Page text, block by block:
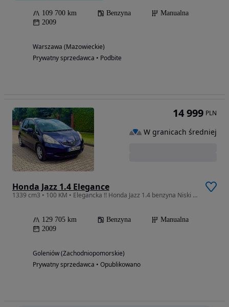
109 700 km Benzyna
Manualna
2009
Warszawa (Mazowieckie)
Prywatny sprzedawca • Podbite
Honda Jazz 1.4 Elegance
1339 cm3 • 100 KM • Elegancka !! Honda Jazz 1.4 benzyna Niski przebieg jeden wlaściciel
129 705 km Benzyna
Manualna
2009
Goleniów (Zachodniopomorskie)
Prywatny sprzedawca • Opublikowano
14 999 PLN
W granicach średniej